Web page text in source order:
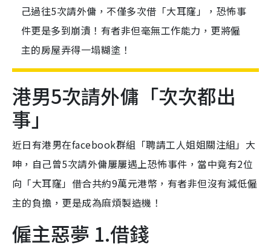
己過往5次請外傭，不僅多次借「大耳窿」，恐怖事
件更是多到崩潰！有者非但毫無工作能力，更將僱
主的房屋弄得一塌糊塗！
港男5次請外傭「次次都出
事」
近日有港男在facebook群組「聘請工人姐姐關注組」大
呻，自己曾5次請外傭屢屢遇上恐怖事件，當中竟有2位
向「大耳窿」借合共約9萬元港幣，有者非但沒有減低僱
主的負擔，更是成為麻煩製造機！
僱主惡夢 1.借錢